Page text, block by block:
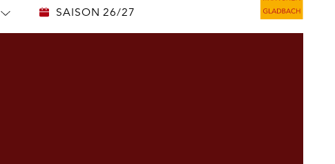
UNTERMENÜSAISON 26/27